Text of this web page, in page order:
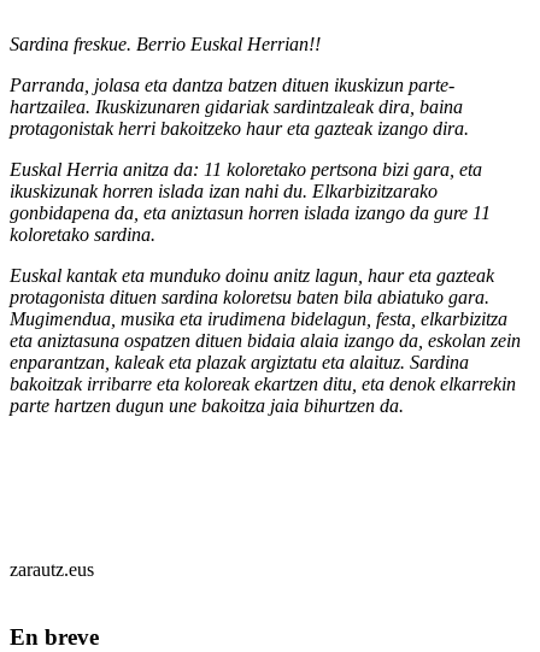
Sardina freskue. Berrio Euskal Herrian!!
Parranda, jolasa eta dantza batzen dituen ikuskizun parte-
hartzailea. Ikuskizunaren gidariak sardintzaleak dira, baina
protagonistak herri bakoitzeko haur eta gazteak izango dira.
Euskal Herria anitza da: 11 koloretako pertsona bizi gara, eta
ikuskizunak horren islada izan nahi du. Elkarbizitzarako
gonbidapena da, eta aniztasun horren islada izango da gure 11
koloretako sardina.
Euskal kantak eta munduko doinu anitz lagun, haur eta gazteak
protagonista dituen sardina koloretsu baten bila abiatuko gara.
Mugimendua, musika eta irudimena bidelagun, festa, elkarbizitza
eta aniztasuna ospatzen dituen bidaia alaia izango da, eskolan zein
enparantzan, kaleak eta plazak argiztatu eta alaituz. Sardina
bakoitzak irribarre eta koloreak ekartzen ditu, eta denok elkarrekin
parte hartzen dugun une bakoitza jaia bihurtzen da.
zarautz.eus
En breve